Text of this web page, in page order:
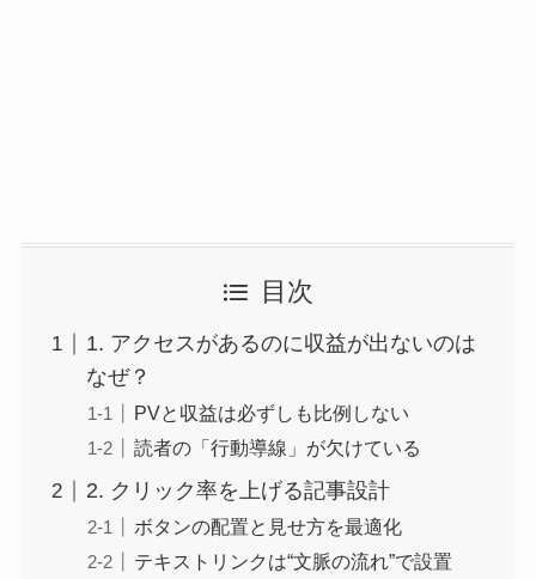
目次
1. アクセスがあるのに収益が出ないのは
なぜ？
PVと収益は必ずしも比例しない
読者の「行動導線」が欠けている
2. クリック率を上げる記事設計
ボタンの配置と見せ方を最適化
テキストリンクは“文脈の流れ”で設置